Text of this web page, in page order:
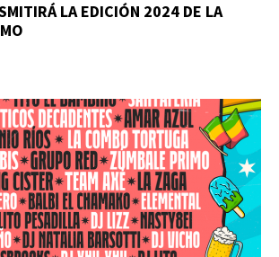
LA EDICIÓN 2024 DE LA